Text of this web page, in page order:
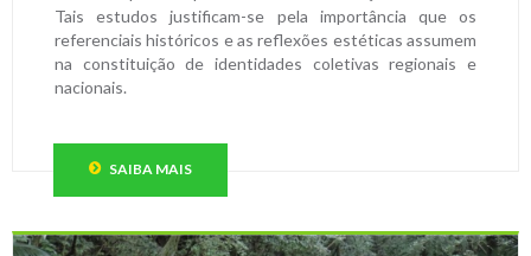
Tais estudos justificam-se pela importância que os
referenciais históricos e as reflexões estéticas assumem
na constituição de identidades coletivas regionais e
nacionais.
SAIBA MAIS